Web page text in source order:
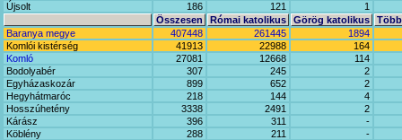
Újsolt
186 121
1
Összesen
Római katolikus Görög katolikus
Baranya megye
407448 261445
1894
Komlói kistérség
41913 22988
164
Komló
27081 12668
114
Bodolyabér
307 245
2
Egyházaskozár
899 652
2
Hegyhátmaróc
218 144
4
Hosszúhetény
3338 2491
2
Kárász
396 311
-
Köblény
288 211
-